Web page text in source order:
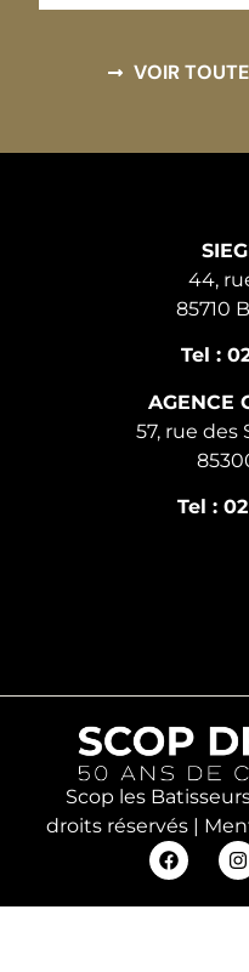
VOIR
44,
85710
Tel :
AGENCE
57, rue des
Tel :
Scop les
droits réservés |